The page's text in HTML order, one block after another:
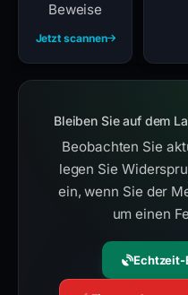
Beweise
Jetzt scannen
Bleiben Sie auf dem
Beobachten Sie
legen Sie
ein, wenn Sie der
um einen
Echtzeit-